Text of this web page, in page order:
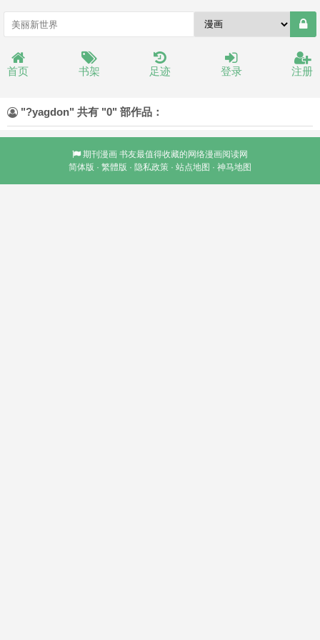
首页 书架 足迹 登录 注册
"?yagdon" 共有 "0" 部作品：
期刊漫画 书友最值得收藏的网络漫画阅读网
简体版 · 繁體版 · 隐私政策 · 站点地图 · 神马地图